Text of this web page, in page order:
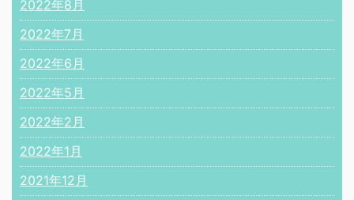
2022年8月
2022年7月
2022年6月
2022年5月
2022年2月
2022年1月
2021年12月